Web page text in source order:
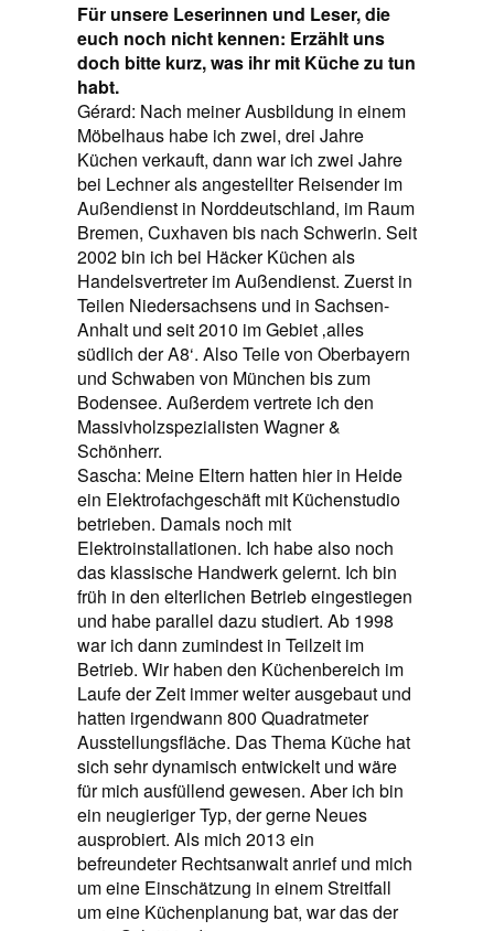
Für unsere Leserinnen und Leser, die
euch noch nicht kennen: Erzählt uns
doch bitte kurz, was ihr mit Küche zu tun
habt.
Gérard: Nach meiner Ausbildung in einem
Möbelhaus habe ich zwei, drei Jahre
Küchen verkauft, dann war ich zwei Jahre
bei Lechner als angestellter Reisender im
Außendienst in Norddeutschland, im Raum
Bremen, Cuxhaven bis nach Schwerin. Seit
2002 bin ich bei Häcker Küchen als
Handelsvertreter im Außendienst. Zuerst in
Teilen Niedersachsens und in Sachsen-
Anhalt und seit 2010 im Gebiet ‚alles
südlich der A8‘. Also Teile von Oberbayern
und Schwaben von München bis zum
Bodensee. Außerdem vertrete ich den
Massivholzspezialisten Wagner &
Schönherr.
Sascha: Meine Eltern hatten hier in Heide
ein Elektrofachgeschäft mit Küchenstudio
betrieben. Damals noch mit
Elektroinstallationen. Ich habe also noch
das klassische Handwerk gelernt. Ich bin
früh in den elterlichen Betrieb eingestiegen
und habe parallel dazu studiert. Ab 1998
war ich dann zumindest in Teilzeit im
Betrieb. Wir haben den Küchenbereich im
Laufe der Zeit immer weiter ausgebaut und
hatten irgendwann 800 Quadratmeter
Ausstellungsfläche. Das Thema Küche hat
sich sehr dynamisch entwickelt und wäre
für mich ausfüllend gewesen. Aber ich bin
ein neugieriger Typ, der gerne Neues
ausprobiert. Als mich 2013 ein
befreundeter Rechtsanwalt anrief und mich
um eine Einschätzung in einem Streitfall
um eine Küchenplanung bat, war das der